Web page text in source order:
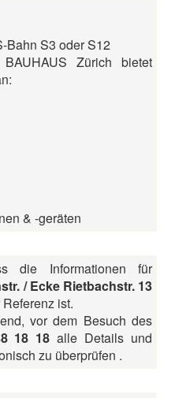
Bahn S3 oder S12
Zürich bietet
& -geräten
die Informationen für
/ Ecke Rietbachstr. 13
ist.
vor dem Besuch des
18 18 alle Details und
zu überprüfen .